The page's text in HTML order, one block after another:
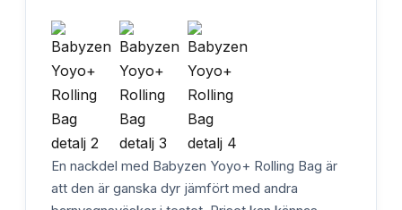
En nackdel med Babyzen Yoyo+ Rolling Bag är
att den är ganska dyr jämfört med andra